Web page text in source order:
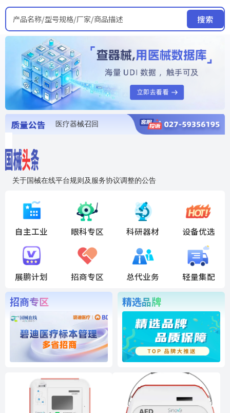
产品名称/型号规格/厂家/商品描述 搜索
医疗器械召回
关于国械在线平台规则及服务协议调整的公告
国药创研AED开启全国招商
自主工业 眼科专区 科研器材 设备优选
展鹏计划 招商专区 总代业务 轻量集配
招商专区 精选品牌